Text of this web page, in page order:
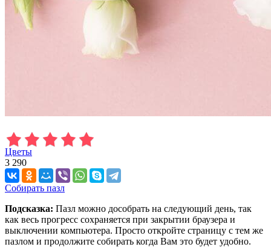
Цветы
3 290
Собирать пазл
Подсказка: Пазл можно дособрать на следующий день, так
как весь прогресс сохраняется при закрытии браузера и
выключении компьютера. Просто откройте страницу с тем же
пазлом и продолжите собирать когда Вам это будет удобно.